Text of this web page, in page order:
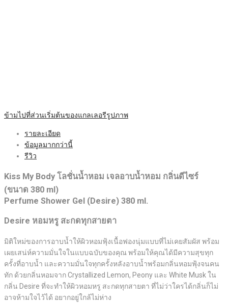
ข้ามไปที่ส่วนเริ่มต้นของแกลเลอรีรูปภาพ
รายละเอียด
ข้อมูลมากกว่านี้
รีวิว
Kiss My Body โลชั่นน้ำหอม เจลอาบน้ำหอม กลิ่นดีไซร์
(ขนาด 380 ml)
Perfume Shower Gel (Desire) 380 ml.
Desire หอมหรู สะกดทุกสายตา
มิติใหม่ของการอาบน้ำให้ผิวหอมฟุ้งเนื้อฟองนุ่มแบบที่ไม่เคยสัมผัส พร้อม
เผยเสน่ห์ความมั่นใจในแบบฉบับของคุณ พร้อมให้คุณได้มีความสุขทุก
ครั้งที่อาบน้ำ และความมั่นใจทุกครั้งหลังอาบน้ำพร้อมกลิ่นหอมฟุ้งจนคน
ทัก ด้วยกลิ่นหอมจาก Crystallized Lemon, Peony และ White Musk ใน
กลิ่น Desire ที่จะทำให้ผิวหอมหรู สะกดทุกสายตา ที่ไม่ว่าใครได้กลิ่นก็ไม่
อาจห้ามใจไว้ได้ อยากอยู่ใกล้ไม่ห่าง